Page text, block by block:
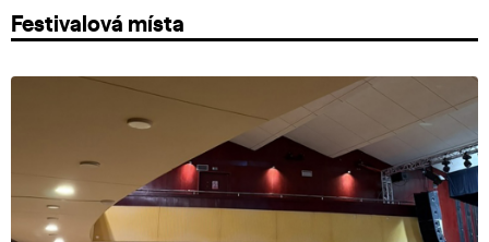
Festivalová místa